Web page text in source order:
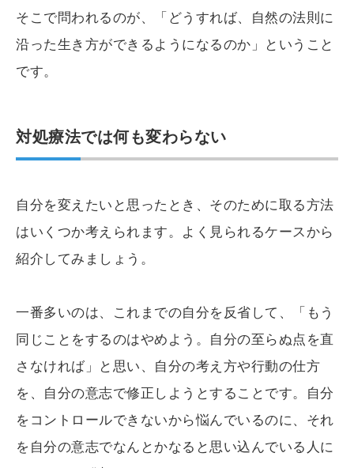
そこで問われるのが、「どうすれば、自然の法則に
沿った生き方ができるようになるのか」ということ
です。
対処療法では何も変わらない
自分を変えたいと思ったとき、そのために取る方法
はいくつか考えられます。よく見られるケースから
紹介してみましょう。
一番多いのは、これまでの自分を反省して、「もう
同じことをするのはやめよう。自分の至らぬ点を直
さなければ」と思い、自分の考え方や行動の仕方
を、自分の意志で修正しようとすることです。自分
をコントロールできないから悩んでいるのに、それ
を自分の意志でなんとかなると思い込んでいる人に